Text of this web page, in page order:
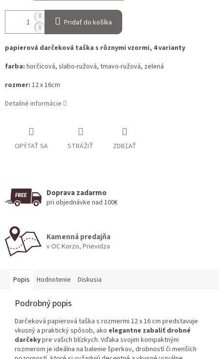
Pridať do košíka
papierová darčeková taška s rôznymi vzormi, 4 varianty
farba: horčicová, slabo-ružová, tmavo-ružová, zelená
rozmer: 12 x 16cm
Detailné informácie
OPÝTAŤ SA STRÁŽIŤ ZDIEĽAŤ
Doprava zadarmo
pri objednávke nad 100€
Kamenná predajňa
v OC Korzo, Prievidza
Popis Hodnotenie Diskusia
Podrobný popis
Darčeková papierová taška s rozmermi 12 x 16 cm predstavuje
vkusný a praktický spôsob, ako elegantne zabaliť drobné
darčekypre vašich blízkych. Vďaka svojim kompaktným
rozmerom je ideálna na balenie šperkov, drobností či menších